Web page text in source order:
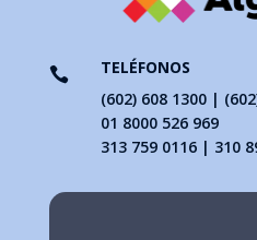

TELÉFONOS
(602) 608 1300 |
01 8000 526 969
313 759 0116 | 310